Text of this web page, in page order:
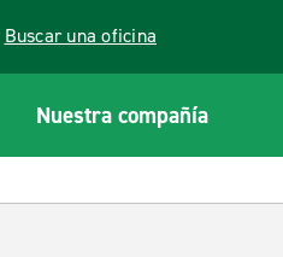
Buscar una oficina
Nuestra compañía